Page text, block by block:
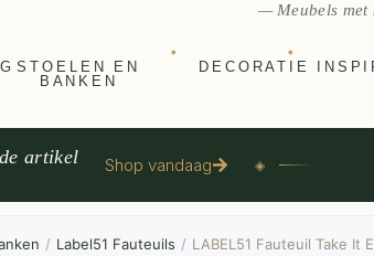
— Meubels met
STOELEN EN
BANKEN
◆
DECORATIE
◆
artikel Shop vandaag ◈
/ Label51 Fauteuils / LABEL51 Fauteuil Take It